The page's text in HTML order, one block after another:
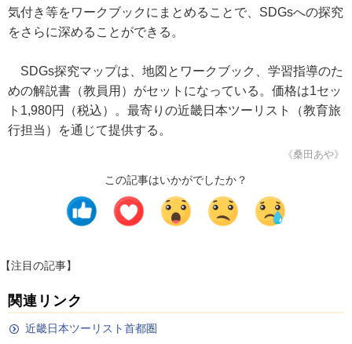
気付き等をワークブックにまとめることで、SDGsへの探究
をさらに深めることができる。
SDGs探究マップは、地図とワークブック、学習指導のた
めの解説書（教員用）がセットになっている。価格は1セッ
ト1,980円（税込）。最寄りの近畿日本ツーリスト（教育旅
行担当）を通じて提供する。
《桑田あや》
この記事はいかがでしたか？
【注目の記事】
関連リンク
近畿日本ツーリスト首都圏